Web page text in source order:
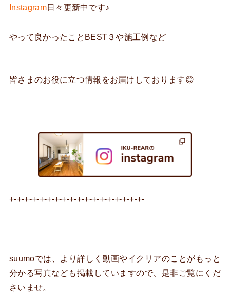
Instagram日々更新中です♪
やって良かったことBEST３や施工例など
皆さまのお役に立つ情報をお届けしております😊
+-+-+-+-+-+-+-+-+-+-+-+-+-+-+-+-+-+-
suumoでは、より詳しく動画やイクリアのことがもっと
分かる写真なども掲載していますので、是非ご覧にくだ
さいませ。